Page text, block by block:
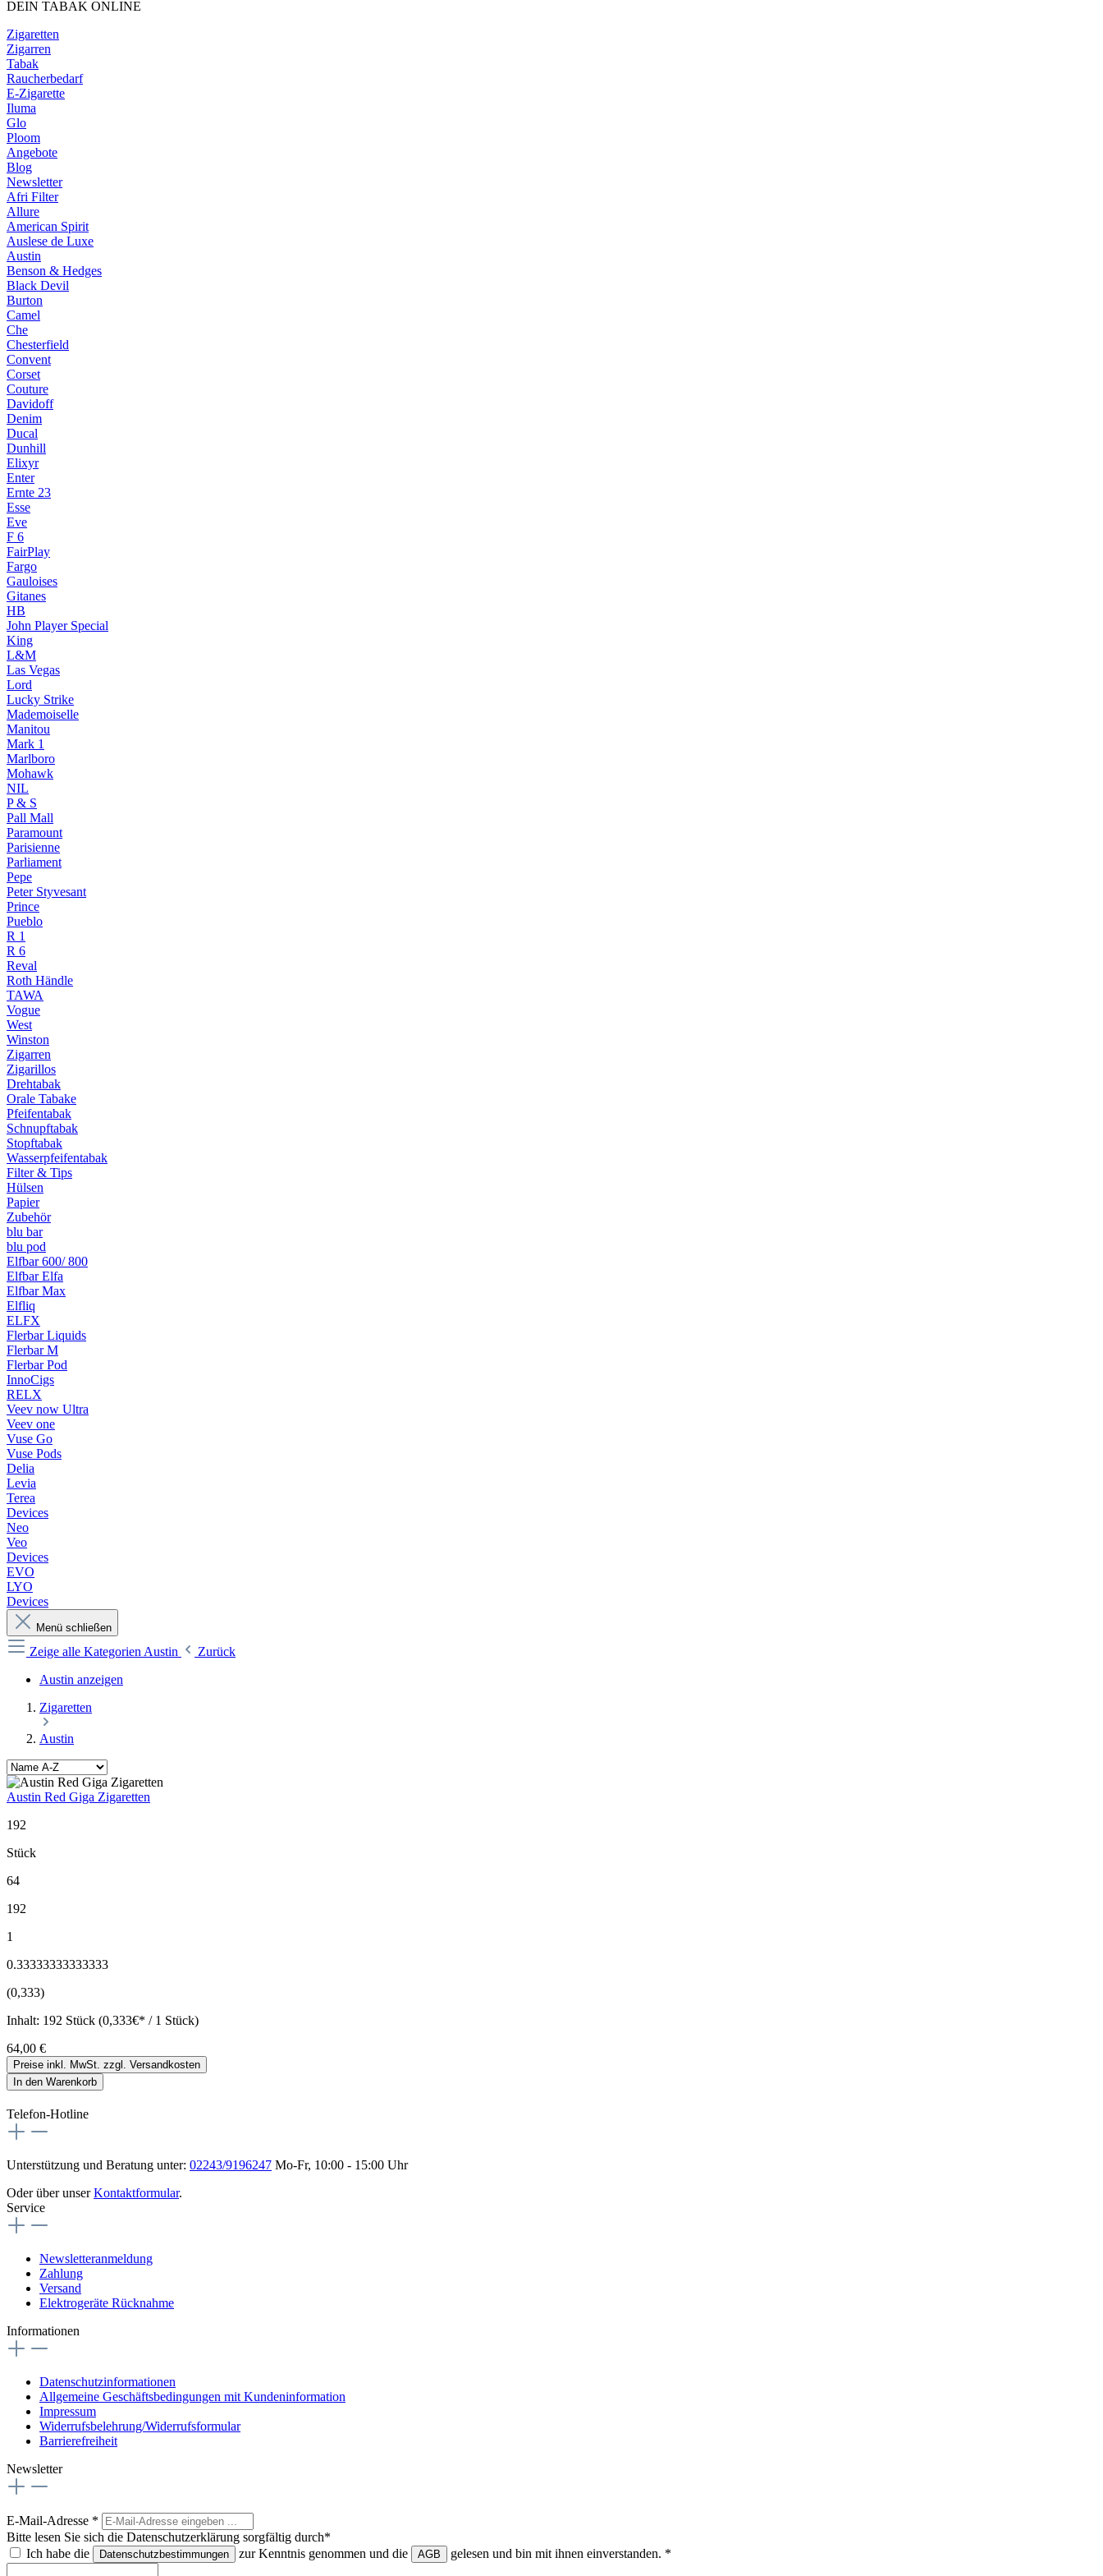
DEIN TABAK ONLINE
Zigaretten
Zigarren
Tabak
Raucherbedarf
E-Zigarette
Iluma
Glo
Ploom
Angebote
Blog
Newsletter
Afri Filter
Allure
American Spirit
Auslese de Luxe
Austin
Benson & Hedges
Black Devil
Burton
Camel
Che
Chesterfield
Convent
Corset
Couture
Davidoff
Denim
Ducal
Dunhill
Elixyr
Enter
Ernte 23
Esse
Eve
F 6
FairPlay
Fargo
Gauloises
Gitanes
HB
John Player Special
King
L&M
Las Vegas
Lord
Lucky Strike
Mademoiselle
Manitou
Mark 1
Marlboro
Mohawk
NIL
P & S
Pall Mall
Paramount
Parisienne
Parliament
Pepe
Peter Styvesant
Prince
Pueblo
R 1
R 6
Reval
Roth Händle
TAWA
Vogue
West
Winston
Zigarren
Zigarillos
Drehtabak
Orale Tabake
Pfeifentabak
Schnupftabak
Stopftabak
Wasserpfeifentabak
Filter & Tips
Hülsen
Papier
Zubehör
blu bar
blu pod
Elfbar 600/ 800
Elfbar Elfa
Elfbar Max
Elfliq
ELFX
Flerbar Liquids
Flerbar M
Flerbar Pod
InnoCigs
RELX
Veev now Ultra
Veev one
Vuse Go
Vuse Pods
Delia
Levia
Terea
Devices
Neo
Veo
Devices
EVO
LYO
Devices
Menü schließen
Zeige alle Kategorien Austin
Zurück
Austin anzeigen
Zigaretten
Austin
Austin Red Giga Zigaretten
192
Stück
64
192
1
0.33333333333333
(0,333)
Inhalt: 192 Stück (0,333€* / 1 Stück)
64,00 €
Preise inkl. MwSt. zzgl. Versandkosten
In den Warenkorb
Telefon-Hotline
Unterstützung und Beratung unter: 02243/9196247 Mo-Fr, 10:00 - 15:00 Uhr
Oder über unserKontaktformular.
Service
Newsletteranmeldung
Zahlung
Versand
Elektrogeräte Rücknahme
Informationen
Datenschutzinformationen
Allgemeine Geschäftsbedingungen mit Kundeninformation
Impressum
Widerrufsbelehrung/Widerrufsformular
Barrierefreiheit
Newsletter
E-Mail-Adresse *
Bitte lesen Sie sich die Datenschutzerklärung sorgfältig durch*
Ich habe die
Datenschutzbestimmungen zur Kenntnis genommen und die AGB gelesen und bin mit ihnen einverstanden. *